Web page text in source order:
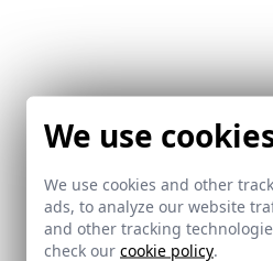
We use
We use cookies and other
ads, to analyze our website
and other tracking
check our cookie policy.